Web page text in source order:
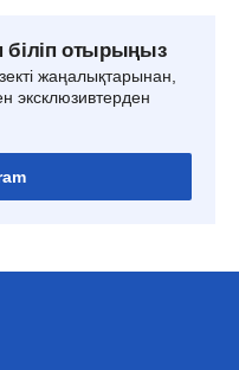
біліп отырыңыз
жаңалықтарынан,
эксклюзивтерден